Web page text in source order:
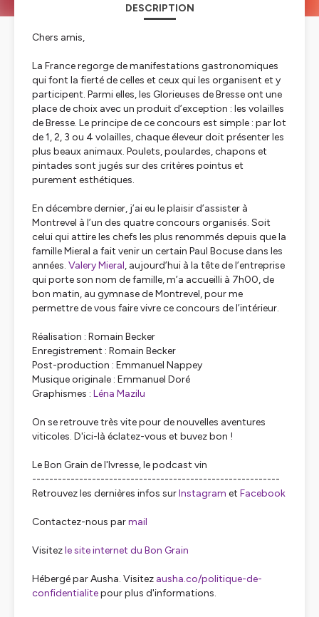
DESCRIPTION
Chers amis,
La France regorge de manifestations gastronomiques
qui font la fierté de celles et ceux qui les organisent et y
participent. Parmi elles, les Glorieuses de Bresse ont une
place de choix avec un produit d’exception : les volailles
de Bresse. Le principe de ce concours est simple : par lot
de 1, 2, 3 ou 4 volailles, chaque éleveur doit présenter les
plus beaux animaux. Poulets, poulardes, chapons et
pintades sont jugés sur des critères pointus et
purement esthétiques.
En décembre dernier, j’ai eu le plaisir d’assister à
Montrevel à l’un des quatre concours organisés. Soit
celui qui attire les chefs les plus renommés depuis que la
famille Mieral a fait venir un certain Paul Bocuse dans les
années. Valery Mieral, aujourd’hui à la tête de l’entreprise
qui porte son nom de famille, m’a accueilli à 7h00, de
bon matin, au gymnase de Montrevel, pour me
permettre de vous faire vivre ce concours de l’intérieur.
Réalisation : Romain Becker
Enregistrement : Romain Becker
Post-production : Emmanuel Nappey
Musique originale : Emmanuel Doré
Graphismes : ⁠⁠⁠⁠⁠⁠⁠⁠⁠⁠⁠Léna Mazilu⁠⁠⁠⁠⁠⁠⁠⁠⁠⁠⁠
On se retrouve très vite pour de nouvelles aventures
viticoles. D'ici-là éclatez-vous et buvez bon !
Le Bon Grain de l'Ivresse, le podcast vin
----------------------------------------------------------
Retrouvez les dernières infos surInstagram et Facebook
Contactez-nous parmail
Visitezle site internet du Bon Grain
Hébergé par Ausha. Visitez ausha.co/politique-de-
confidentialitepour plus d'informations.